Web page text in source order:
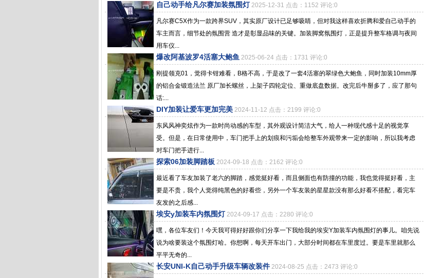
自己动手给凡尔赛加装氛围灯 2025-12-31 点击：1152 评论:0
凡尔赛C5X作为一款跨界SUV，其实原厂设计已足够吸睛，但对我这样喜欢折腾和爱自己动手的
车主而言，细节处的氛围营 造才是彰显品味的关键。加装脚窝氛围灯，正是提升整车格调与夜间
用车仪...
爆改阿基波罗4活塞大鲍鱼 2025-06-24 点击：1731 评论:0
刚提领克01，觉得卡钳难看，B格不高，于是改了一套4活塞的翠绿色大鲍鱼，同时加装10mm厚
的铝合金锻造法兰 原厂加长螺丝，上架子四轮定位、重做底盘数据。改完后牛掰多了，应了那句
话:...
DIY加装让爱车更加完美 2024-11-12 点击：2199 评论:0
东风风神奕炫作为一款时尚动感的车型，其外观设计简洁大气，给人一种现代感十足的视觉享
受。但是，在日常使用中，车门把手上的划痕和污垢会给整车外观带来一定的影响，所以我考虑
对车门把手进行...
探索06加装脚踏板 2024-09-18 点击：2162 评论:0
最近看了车友加装了老六的脚踏，感觉挺好看，而且侧面也有防撞的功能，我也觉得挺好看，主
要是不贵，我个人觉得纯黑色的好看些，另外一个车友装的星星款没有那么好看不搭配，看完车
友发的之后感...
埃安y加装车内氛围灯 2024-09-17 点击：2280 评论:0
嘿，各位车友们！今天我可得好好跟你们分享一下我给我的埃安Y加装车内氛围灯的事儿。咱先说
说为啥要装这个氛围灯哈。你想啊，每天开车出门，大部分时间都在车里度过。要是车里就那么
平平无奇的...
长安UNI-K自己动手升级车辆改装件 2024-08-25 点击：2473 评论:0